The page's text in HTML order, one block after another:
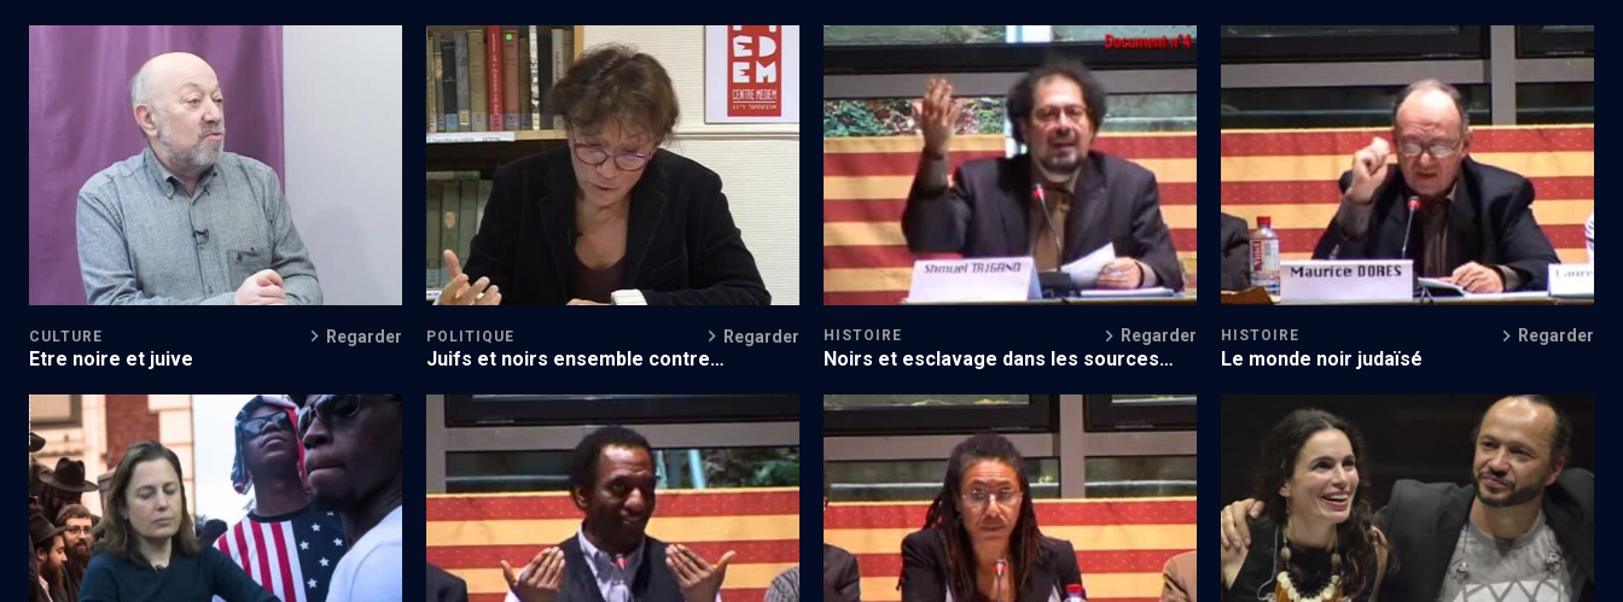
Les grandes et les petites choses
CULTURE Regarder
Etre noire et juive
Destin croisé de deux peuples opprimés
POLITIQUE Regarder
Juifs et noirs ensemble contre
Les figures de Cham et de Canaan (1/8)
HISTOIRE Regarder
Noirs et esclavage dans les sources
Identités africaines et racines juives (4/8)
HISTOIRE Regarder
Le monde noir judaïsé
Une juive épouse la cause noire Juifs et noirs (6/8) La fin du melting-pot (3/8) ''Frères de détresse, frères d'allégresse''